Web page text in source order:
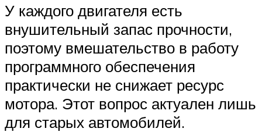
У каждого двигателя есть
внушительный запас прочности,
поэтому вмешательство в работу
программного обеспечения
практически не снижает ресурс
мотора. Этот вопрос актуален лишь
для старых автомобилей.